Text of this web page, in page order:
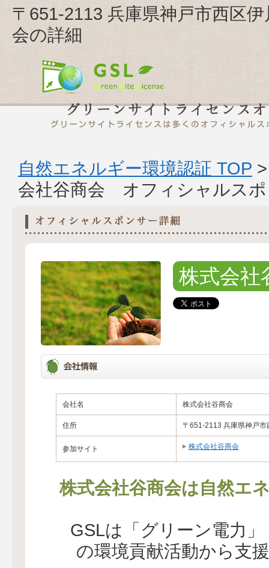
〒651-2113 兵庫県神戸市西区
会の詳細
自然エネルギー環境認証 TOP
会社谷商会 オフィシャルスポ
株式会社
会社名 株式会社谷商会
住所 〒651-2113 兵庫県神戸
参加サイト 株式会社谷商会
株式会社谷商会は自然エ
GSLは「グリーン電力
の環境貢献活動から支